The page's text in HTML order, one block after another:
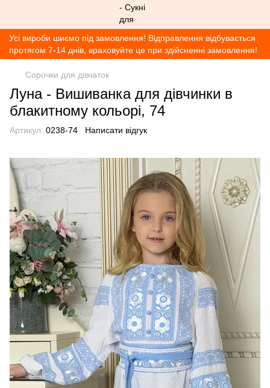
Усі вироби шиємо під замовлення! Відправлення відбувається
протягом 7-14 днів, враховуйте це при здійсненні замовлення!
Сорочки для дівчаток
Луна - Вишиванка для дівчинки в
блакитному кольорі, 74
Артикул: 0238-74 Написати відгук